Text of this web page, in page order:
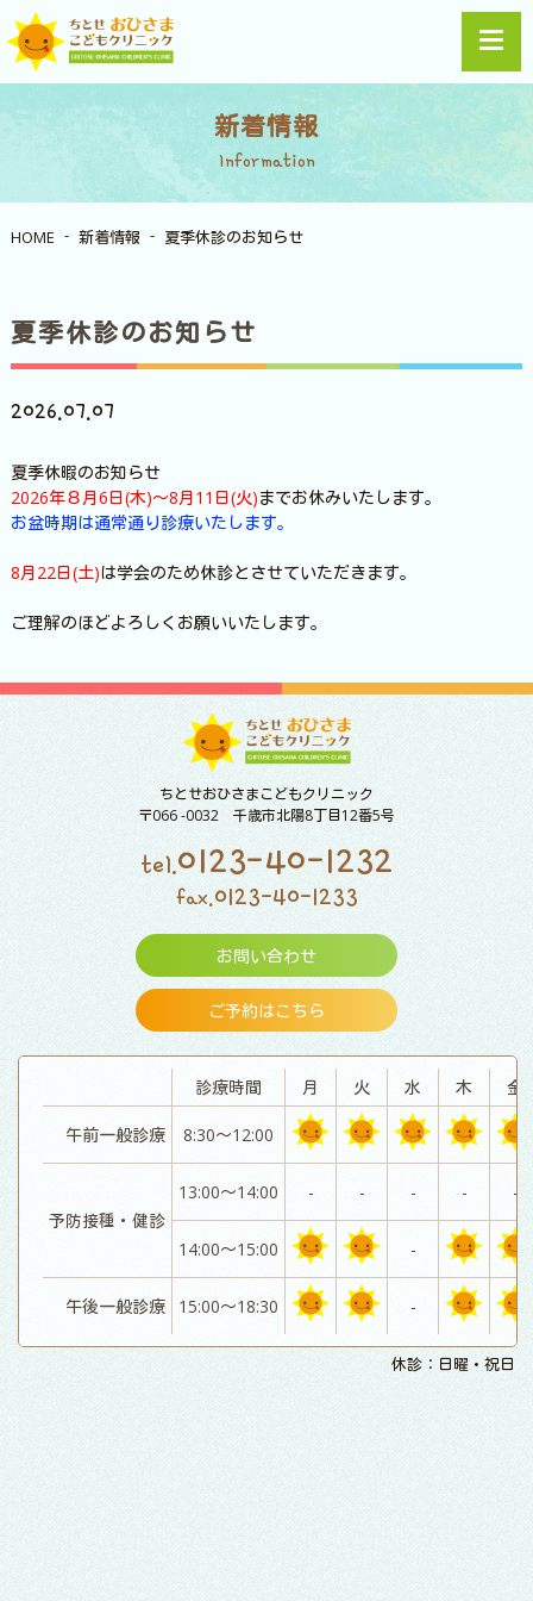
新着情報
Information
HOME 新着情報 夏季休診のお知らせ
夏季休診のお知らせ
2026.07.07
夏季休暇のお知らせ
2026年８月6日(木)～8月11日(火)までお休みいたします。
お盆時期は通常通り診療いたします。
8月22日(土)は学会のため休診とさせていただきます。
ご理解のほどよろしくお願いいたします。
ちとせおひさまこどもクリニック
〒066 -0032 千歳市北陽8丁目12番5号
tel.0123-40-1232
fax.0123-40-1233
お問い合わせ
ご予約はこちら
診療時間 月 火 水 木 金
午前一般診療 8:30～12:00
予防接種・健診
13:00～14:00 - - - - -
14:00～15:00 -
午後一般診療 15:00～18:30 -
休診：日曜・祝日